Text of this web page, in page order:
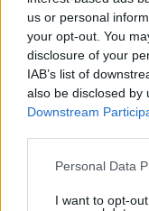
us or personal
your opt-out. You
disclosure of your
IAB’s list of
also be disclosed by
Downstream
Please note that
not limited to your
Personal Data
I want to opt-
Cut The Rope